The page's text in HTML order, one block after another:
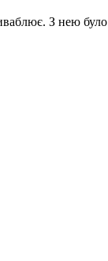
З нею